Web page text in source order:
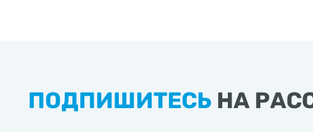
ПОДПИШИТЕСЬ НА